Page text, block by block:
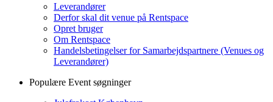
Leverandører
Derfor skal dit venue på Rentspace
Opret bruger
Om Rentspace
Handelsbetingelser for Samarbejdspartnere (Venues og
Leverandører)
Populære Event søgninger